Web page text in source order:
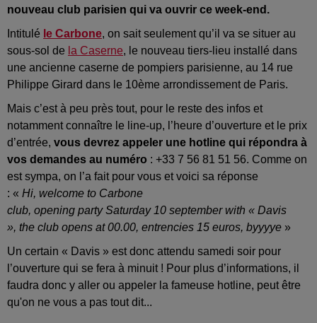
nouveau club parisien qui va ouvrir ce week-end.
Intitulé le Carbone, on sait seulement qu’il va se situer au
sous-sol de la Caserne, le nouveau tiers-lieu installé dans
une ancienne caserne de pompiers parisienne, au 14 rue
Philippe Girard dans le 10ème arrondissement de Paris.
Mais c’est à peu près tout, pour le reste des infos et
notamment connaître le line-up, l’heure d’ouverture et le prix
d’entrée, vous devrez appeler une hotline qui répondra à
vos demandes au numéro : +33 7 56 81 51 56. Comme on
est sympa, on l’a fait pour vous et voici sa réponse
: « Hi, welcome to Carbone
club, opening partySaturday10 september with « Davis
», the club opens at00.00, entrencies 15 euros, byyyye »
Un certain « Davis » est donc attendu samedi soir pour
l’ouverture qui se fera à minuit ! Pour plus d’informations, il
faudra donc y aller ou appeler la fameuse hotline, peut être
qu'on ne vous a pas tout dit...